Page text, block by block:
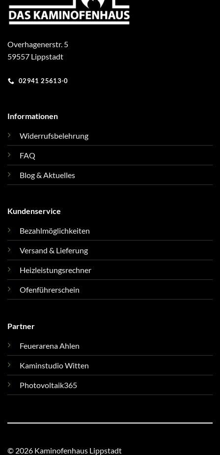
Overhagenerstr. 5
59557 Lippstadt
02941 25613-0
Informationen
Widerrufsbelehrung
FAQ
Blog & Aktuelles
Kundenservice
Bezahlmöglichkeiten
Versand & Lieferung
Heizleistungsrechner
Ofenführerschein
Partner
Feuerarena Ahlen
Kaminstudio Witten
Photovoltaik365
© 2026 Kaminofenhaus Lippstadt